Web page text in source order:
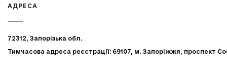
АДРЕСА
72312, Запорізька обл.
Тимчасова адреса реєстрації: 69107, м. Запоріжжя, проспект